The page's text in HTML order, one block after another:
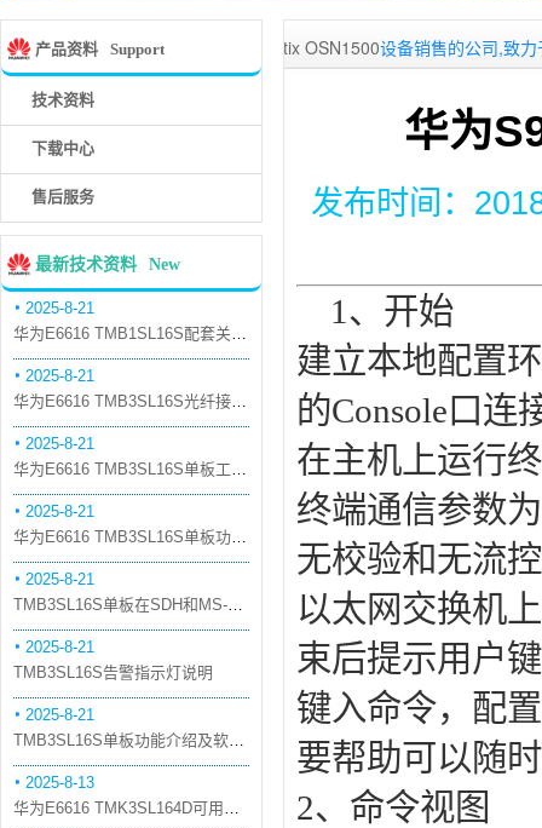
产品资料 Support
技术资料
下载中心
售后服务
最新技术资料 New
2025-8-21
华为E6616 TMB1SL16S配套关系和替代关系
2025-8-21
华为E6616 TMB3SL16S光纤接口板槽位占用介绍
2025-8-21
华为E6616 TMB3SL16S单板工作原理和信号流
2025-8-21
华为E6616 TMB3SL16S单板功能和机械指标
2025-8-21
TMB3SL16S单板在SDH和MS-OTN模式下的应用
2025-8-21
TMB3SL16S告警指示灯说明
2025-8-21
TMB3SL16S单板功能介绍及软件配套
2025-8-13
华为E6616 TMK3SL164D可用万兆光模块
,Optix OSN2500 Optix OSN1500设备销售的公司,致力于对超
华为
发布时间：
1、开始
建立本地配置
的Console口
在主机上运行
终端通信参数
无校验和无流
以太网交换机
束后提示用户
键入命令，配
要帮助可以随
2、命令视图